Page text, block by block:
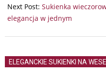
Next Post: Sukienka
elegancja w jednym
ELEGANCKIE SUKIENKI NA